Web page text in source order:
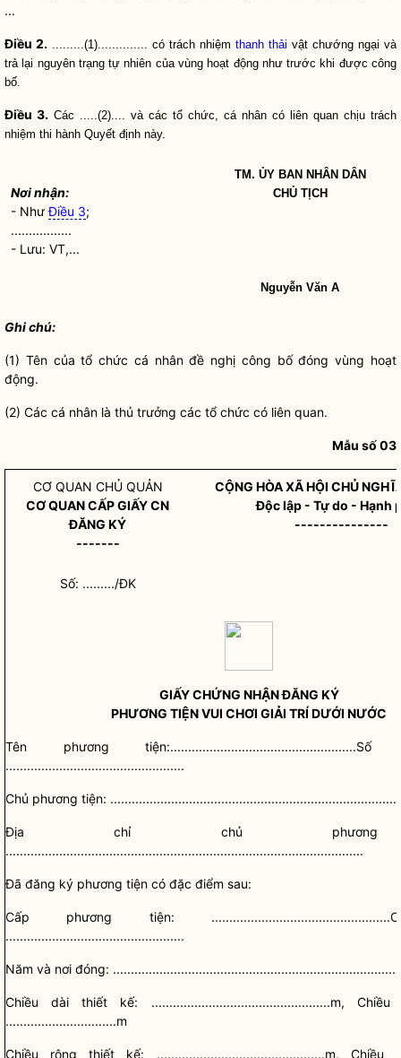
...
Điều 2. .........(1).............. có trách nhiệm thanh thải vật chướng ngại và
trả lại nguyên trạng tự nhiên của vùng hoạt động như trước khi được công
bố.
Điều 3. Các .....(2).... và các tổ chức, cá nhân có liên quan chịu trách
nhiệm thi hành Quyết định này.
Nơi nhận:
- NhưĐiều 3;
.................
- Lưu: VT,...
TM. ỦY BAN NHÂN DÂN
CHỦ TỊCH
Nguyễn Văn A
Ghi chú:
(1) Tên của tổ chức cá nhân đề nghị công bố đóng vùng hoạt
động.
(2) Các cá nhân là thủ trưởng các tổ chức có liên quan.
Mẫu số 03
CƠ QUAN CHỦ QUẢN
CƠ QUAN CẤP GIẤY CN
ĐĂNG KÝ
-------
CỘNG HÒA XÃ HỘI CHỦ
Độc lập - Tự do - Hạnh
---------------
Số: ........./ĐK
GIẤY CHỨNG NHẬN ĐĂNG KÝ
PHƯƠNG TIỆN VUI CHƠI GIẢI TRÍ DƯỚI NƯỚC
Tên phương
..................................................
Chủ phương tiện:
Địa chỉ
chủ
....................................................................................................
Đã đăng ký phương tiện có đặc điểm sau:
Cấp phương tiện:
..................................................
Năm và nơi đóng:
Chiều dài thiết kế: ..................................................m,
...............................m
Chiều rộng thiết kế: ...............................................m, Chiều